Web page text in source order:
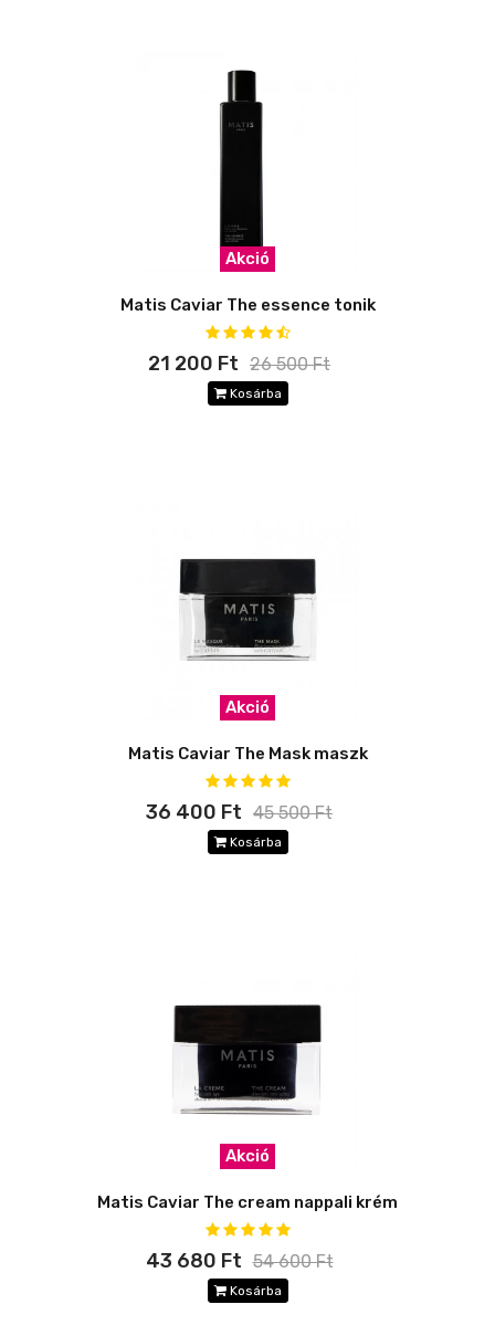
Akció
Matis Caviar The essence tonik
21 200 Ft 26 500 Ft
Kosárba
Akció
Matis Caviar The Mask maszk
36 400 Ft 45 500 Ft
Kosárba
Akció
Matis Caviar The cream nappali krém
43 680 Ft 54 600 Ft
Kosárba